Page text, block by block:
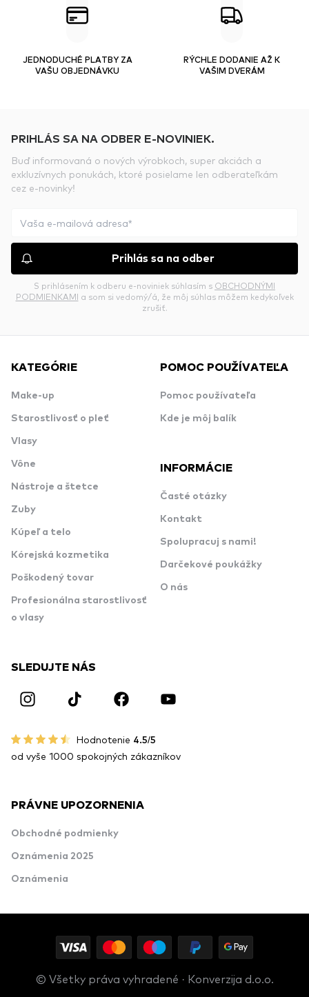
JEDNODUCHÉ PLATBY ZA
VAŠU OBJEDNÁVKU
RÝCHLE DODANIE AŽ K
VAŠIM DVERÁM
PRIHLÁS SA NA ODBER E-NOVINIEK.
Buď informovaná o nových výrobkoch, super akciách a
exkluzívnych ponukách, ktoré posielame len odberateľkám
cez e-novinky!
Prihlás sa na odber
S prihlásením k odberu e-noviniek súhlasím s OBCHODNÝMI
PODMIENKAMI a som si vedomý/á, že môj súhlas môžem kedykoľvek
zrušiť.
KATEGÓRIE
Make-up
Starostlivosť o pleť
Vlasy
Vône
Nástroje a štetce
Zuby
Kúpeľ a telo
Kórejská kozmetika
Poškodený tovar
Profesionálna starostlivosť
o vlasy
POMOC POUŽÍVATEĽA
Pomoc používateľa
Kde je môj balík
INFORMÁCIE
Časté otázky
Kontakt
Spolupracuj s nami!
Darčekové poukážky
O nás
SLEDUJTE NÁS
Hodnotenie 4.5/5
od vyše 1000 spokojných zákazníkov
PRÁVNE UPOZORNENIA
Obchodné podmienky
Oznámenia 2025
Oznámenia
© Všetky práva vyhradené · Konverzija d.o.o.